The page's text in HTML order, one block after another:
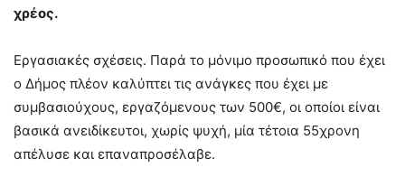
χρέος.
Εργασιακές σχέσεις. Παρά το μόνιμο προσωπικό που έχει
ο Δήμος πλέον καλύπτει τις ανάγκες που έχει με
συμβασιούχους, εργαζόμενους των 500€, οι οποίοι είναι
βασικά ανειδίκευτοι, χωρίς ψυχή, μία τέτοια 55χρονη
απέλυσε και επαναπροσέλαβε.